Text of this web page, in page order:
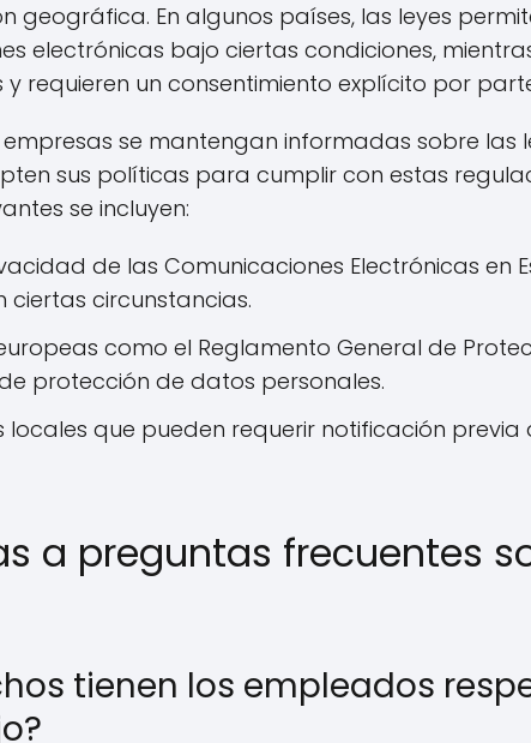
geográfica. En algunos países, las leyes
electrónicas bajo ciertas condiciones,
y requieren un consentimiento explícito por
empresas se mantengan informadas sobre las
sus políticas para cumplir con estas
se incluyen:
de las Comunicaciones Electrónicas en
ciertas circunstancias.
como el Reglamento General de
protección de datos personales.
locales que pueden requerir notificación
a preguntas frecuentes
tienen los empleados